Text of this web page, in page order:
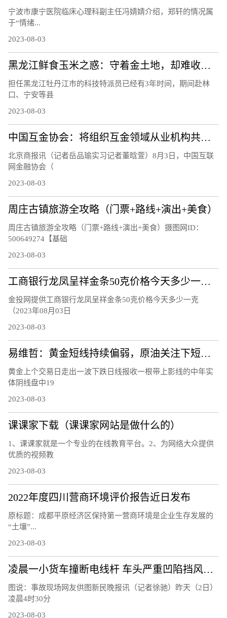
宁波市康宁医院临床心理科副主任冯婧婧介绍，郑轩的情况属
于“情绪...
2023-08-03
黑龙江鲜食玉米之惑：守着金土地，却难收获金豆豆？听听基层声音
担任黑龙江牡丹江市的科技特派员已经有3年时间，期间赴林
口、宁安等县
2023-08-03
中国互金协会：将组织互金领域从业机构共同应对黑灰产侵害
北京商报讯（记者岳品瑜实习记者董晗萱）8月3日，中国互联
网金融协会（
2023-08-03
周庄古镇旅游全攻略（门票+路线+演出+美食）
周庄古镇旅游全攻略（门票+路线+演出+美食）摄图网ID：
500649274【基础
2023-08-03
工商银行龙凤呈祥金条50克价格今天多少一克（2023年08月03日）
金投网提供工商银行龙凤呈祥金条50克价格今天多少一克
（2023年08月03日
2023-08-03
易维哲：黄金短线持续偏弱，原油关注下短线调整
黄金上个交易日走出一波下跌日线报收一根带上影线的中年实
体阴线盘中19
2023-08-03
课课家下载（课课家网站是做什么的）
1、课课家就是一个专业的在线教育平台。2、为网络大众提供
优质的视频教
2023-08-03
2022年度四川营商环境评价报告近日发布
原标题：成都平原经济区保持第一营商环境是企业生存发展的
“土壤”...
2023-08-03
凌晨一小货车撞断电线杆 车头严重凹陷挡风玻璃粉碎
图说：事故现场网友供图新民晚报讯（记者徐驰）昨天（2日）
凌晨4时30分
2023-08-03